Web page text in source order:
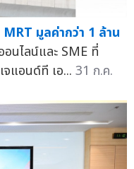
มูลค่ากว่า 1 ล้าน
นไลน์และ SME ที่
แอนด์ที เอ... 31 ก.ค.